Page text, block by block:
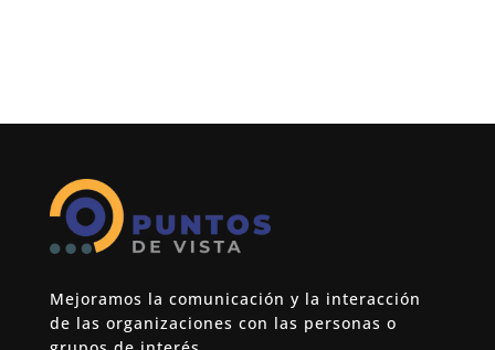
Mejoramos la comunicación y la interacción
de las organizaciones con las personas o